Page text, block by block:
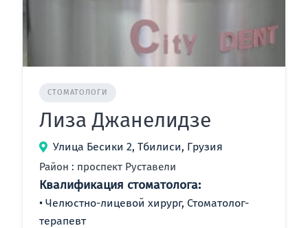
СТОМАТОЛОГИ
Лиза Джанелидзе
Улица Бесики 2, Тбилиси, Грузия
Район : проспект Руставели
Квалификация стоматолога:
Челюстно-лицевой хирург, Стоматолог-
терапевт